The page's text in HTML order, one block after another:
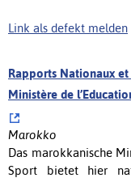
Link als defekt melden
Rapports Nationaux
Ministère de
Marokko
Das marokkanische
Sport bietet hier